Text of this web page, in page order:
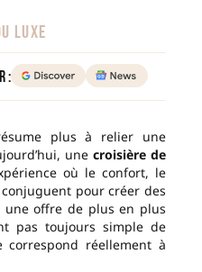
LUXE
:
plus à relier une
unecroisière de
où le confort, le
pour créer des
une offre de plus en plus
pas toujours simple de
réellement à